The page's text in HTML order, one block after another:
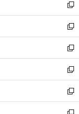
く
で
開
く
ド
ウ
で
開
く
ィ
ン
ド
ウ
で
開
く
新
し
い
ウ
ィ
ン
ド
ウ
で
開
く
新
し
い
ウ
ィ
ン
ド
ウ
新
し
い
ウ
ィ
ン
新
し
い
ウ
新
し